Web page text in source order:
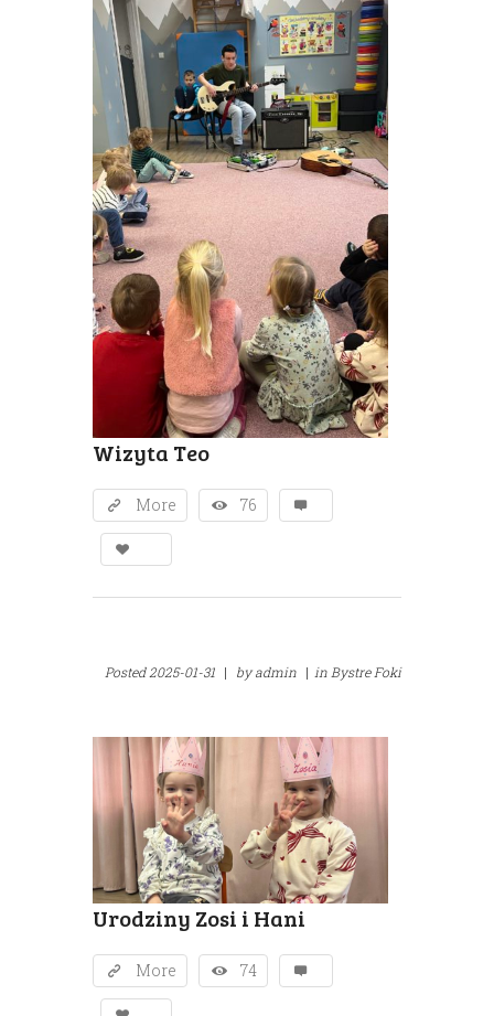
Wizyta Teo
More 76
Posted2025-01-31 | byadmin | in Bystre Foki
Urodziny Zosi i Hani
More 74